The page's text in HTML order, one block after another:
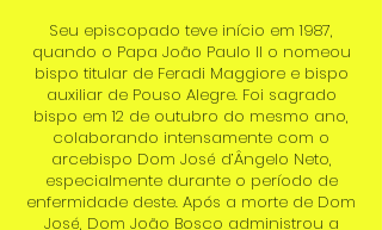
Seu episcopado teve início em 1987,
quando o Papa João Paulo II o nomeou
bispo titular de Feradi Maggiore e bispo
auxiliar de Pouso Alegre. Foi sagrado
bispo em 12 de outubro do mesmo ano,
colaborando intensamente com o
arcebispo Dom José d’Ângelo Neto,
especialmente durante o período de
enfermidade deste. Após a morte de Dom
José, Dom João Bosco administrou a